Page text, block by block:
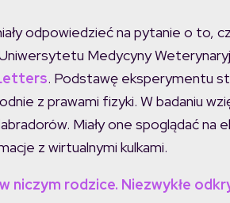
odpowiedzieć na pytanie o to,
Medycyny
. Podstawę eksperymentu
z prawami fizyki. W badaniu
Miały one spoglądać na
z wirtualnymi kulkami.
niczym rodzice. Niezwykłe